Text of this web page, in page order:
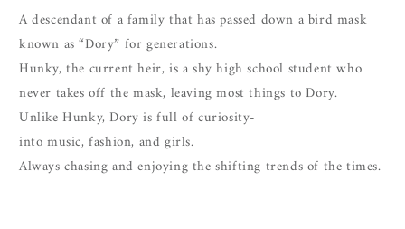
A descendant of a family that has passed down a bird mask
known as “Dory” for generations.
Hunky, the current heir, is a shy high school student who
never takes off the mask, leaving most things to Dory.
Unlike Hunky, Dory is full of curiosity-
into music, fashion, and girls.
Always chasing and enjoying the shifting trends of the times.